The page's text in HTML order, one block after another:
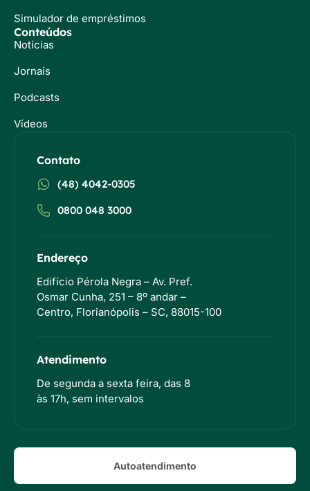
Simulador de empréstimos
Conteúdos
Notícias
Jornais
Podcasts
Vídeos
Contato
(48) 4042-0305
0800 048 3000
Endereço
Edifício Pérola Negra – Av. Pref.
Osmar Cunha, 251 – 8º andar –
Centro, Florianópolis – SC, 88015-100
Atendimento
De segunda a sexta feira, das 8
às 17h, sem intervalos
Autoatendimento